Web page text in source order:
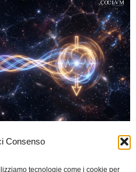
Consenso
tecnologie come i cookie per
0
correlazioni che sembrano ignorare